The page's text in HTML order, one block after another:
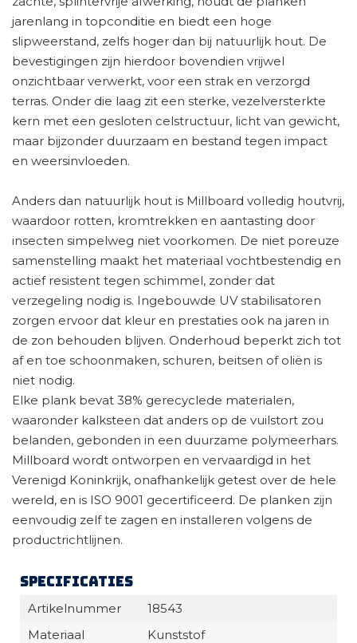
jarenlang in topconditie en biedt een hoge
slipweerstand, zelfs hoger dan bij natuurlijk hout. De
bevestigingen zijn hierdoor bovendien vrijwel
onzichtbaar verwerkt, voor een strak en verzorgd
terras. Onder die laag zit een sterke, vezelversterkte
kern met een gesloten celstructuur, licht van gewicht,
maar bijzonder duurzaam en bestand tegen impact
en weersinvloeden.
Anders dan natuurlijk hout is Millboard volledig houtvrij,
waardoor rotten, kromtrekken en aantasting door
insecten simpelweg niet voorkomen. De niet poreuze
samenstelling maakt het materiaal vochtbestendig en
actief resistent tegen schimmel, zonder dat
verzegeling nodig is. Ingebouwde UV stabilisatoren
zorgen ervoor dat kleur en prestaties ook na jaren in
de zon behouden blijven. Onderhoud beperkt zich tot
af en toe schoonmaken, schuren, beitsen of oliën is
niet nodig.
Elke plank bevat 38% gerecyclede materialen,
waaronder kalksteen dat anders op de vuilstort zou
belanden, gebonden in een duurzame polymeerhars.
Millboard wordt ontworpen en vervaardigd in het
Verenigd Koninkrijk, onafhankelijk getest over de hele
wereld, en is ISO 9001 gecertificeerd. De planken zijn
eenvoudig zelf te zagen en installeren volgens de
productrichtlijnen.
Specificaties
Artikelnummer
18543
Materiaal
Kunststof